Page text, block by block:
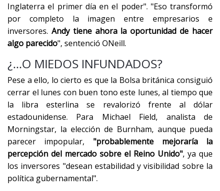
Inglaterra el primer día en el poder". "Eso transformó
por completo la imagen entre empresarios e
inversores. Andy tiene ahora la oportunidad de hacer
algo parecido", sentenció ONeill.
¿…O MIEDOS INFUNDADOS?
Pese a ello, lo cierto es que la Bolsa británica consiguió
cerrar el lunes con buen tono este lunes, al tiempo que
la libra esterlina se revalorizó frente al dólar
estadounidense. Para Michael Field, analista de
Morningstar, la elección de Burnham, aunque pueda
parecer impopular, "probablemente mejoraría la
percepción del mercado sobre el Reino Unido", ya que
los inversores "desean estabilidad y visibilidad sobre la
política gubernamental".